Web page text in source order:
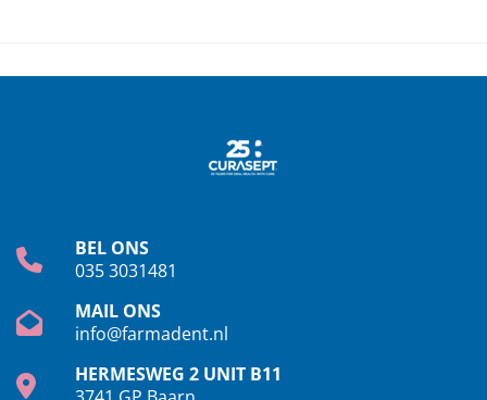
BEL ONS
035 3031481
MAIL ONS
info@farmadent.nl
HERMESWEG 2 UNIT B11